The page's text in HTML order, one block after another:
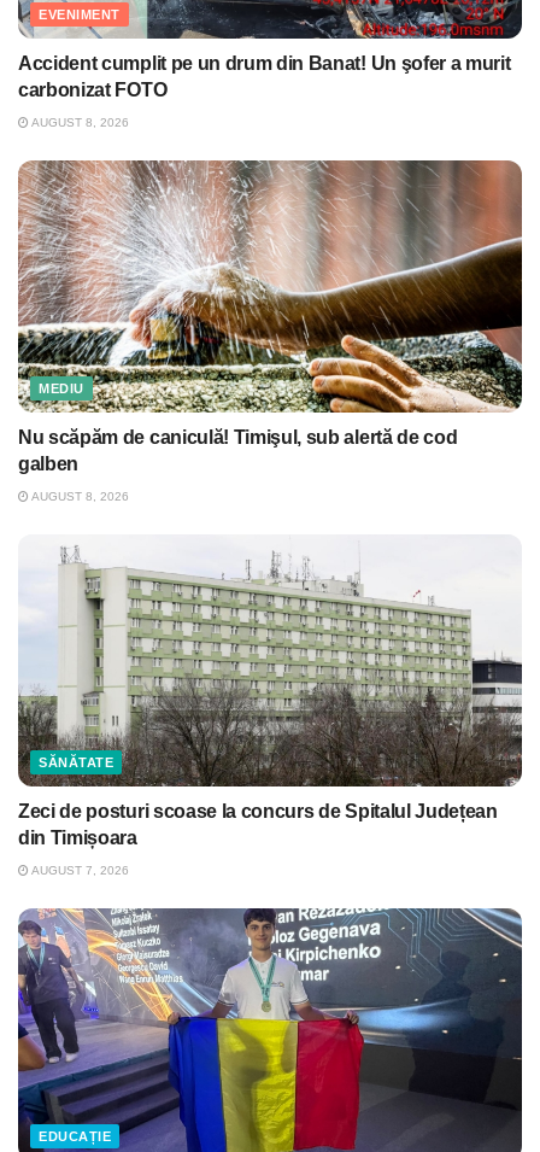
EVENIMENT
Accident cumplit pe un drum din Banat! Un şofer a murit
carbonizat FOTO
AUGUST 8, 2026
MEDIU
Nu scăpăm de caniculă! Timişul, sub alertă de cod
galben
AUGUST 8, 2026
SĂNĂTATE
Zeci de posturi scoase la concurs de Spitalul Județean
din Timișoara
AUGUST 7, 2026
EDUCAȚIE